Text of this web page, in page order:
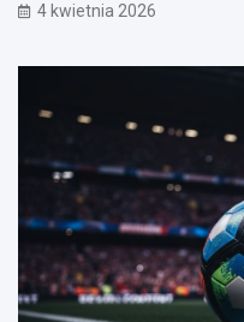
4 kwietnia 2026